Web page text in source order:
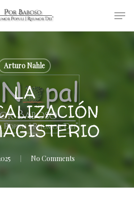
Arturo Nahle
LA
No Comments